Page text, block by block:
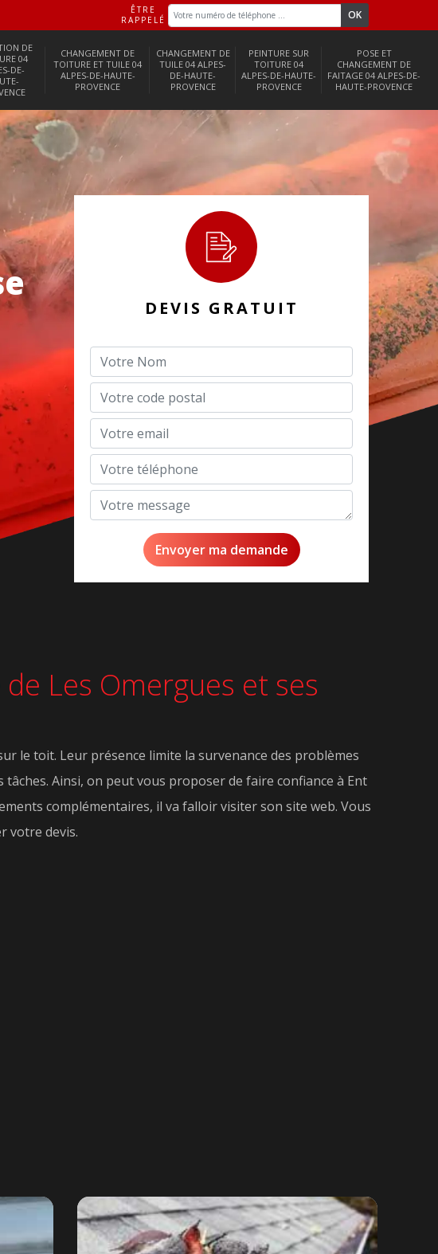
ÊTRE
RAPPELÉ
DE
04
DE-
CHANGEMENT DE
TOITURE ET TUILE 04
ALPES-DE-HAUTE-
PROVENCE
CHANGEMENT DE
TUILE 04 ALPES-
DE-HAUTE-
PROVENCE
PEINTURE SUR
TOITURE 04
ALPES-DE-HAUTE-
PROVENCE
POSE ET
CHANGEMENT DE
FAITAGE 04 ALPES-DE-
HAUTE-PROVENCE
DEVIS GRATUIT
Les Omergues et ses
le toit. Leur présence limite la survenance des problèmes
Ainsi, on peut vous proposer de faire confiance à Ent
complémentaires, il va falloir visiter son site web. Vous
votre devis.